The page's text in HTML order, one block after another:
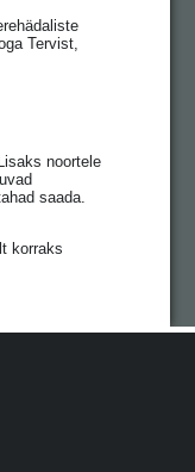
Tervist,
noortele
saada.
korraks